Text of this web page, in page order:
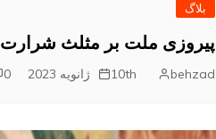
بلاگ
پیروزی ملت بر مثلث شرارت
behzad 10th ژانویه 2023 0